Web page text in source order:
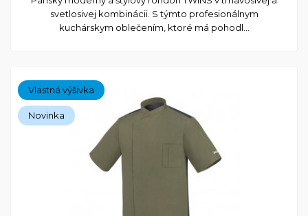
svetlosivej kombinácii. S týmto profesionálnym
kuchárskym oblečením, ktoré má pohodl...
Vlastná výšivka
Novinka